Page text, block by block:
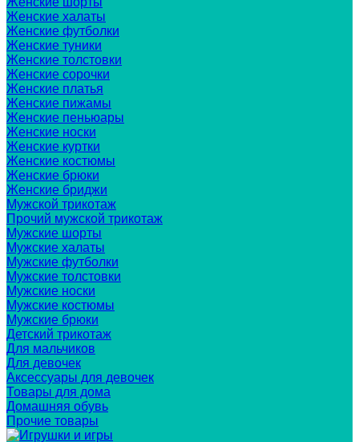
Женские халаты
Женские футболки
Женские туники
Женские толстовки
Женские сорочки
Женские платья
Женские пижамы
Женские пеньюары
Женские носки
Женские куртки
Женские костюмы
Женские брюки
Женские бриджи
Мужской трикотаж
Прочий мужской трикотаж
Мужские шорты
Мужские халаты
Мужские футболки
Мужские толстовки
Мужские носки
Мужские костюмы
Мужские брюки
Детский трикотаж
Для мальчиков
Для девочек
Аксессуары для девочек
Товары для дома
Домашняя обувь
Прочие товары